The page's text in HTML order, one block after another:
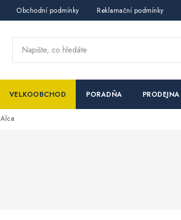
Obchodní podmínky Reklamační podmínky
VELKOOBCHOD PORADŇA PRODEJNA
Alca